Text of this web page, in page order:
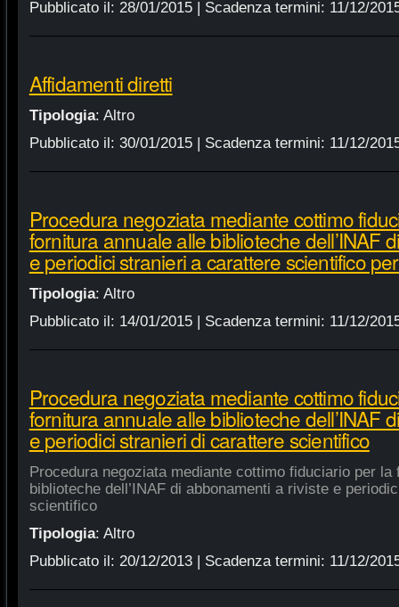
Pubblicato il: 28/01/2015| Scadenza termini: 11/12/
Affidamenti diretti
Tipologia: Altro
Pubblicato il: 30/01/2015| Scadenza termini: 11/12/
Procedura negoziata mediante cottimo
fornitura annuale alle biblioteche dell’INAF
e periodici stranieri a carattere scientifico
Tipologia: Altro
Pubblicato il: 14/01/2015| Scadenza termini: 11/12/
Procedura negoziata mediante cottimo
fornitura annuale alle biblioteche dell’INAF
e periodici stranieri di carattere scientifico
Procedura negoziata mediante cottimo fiduciario per la
biblioteche dell’INAF di abbonamenti a riviste e
scientifico
Tipologia: Altro
Pubblicato il: 20/12/2013| Scadenza termini: 11/12/